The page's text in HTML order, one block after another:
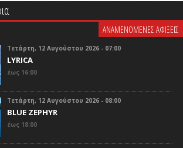
ΑΝΑΜΕΝΟΜΕΝΕΣ ΑΦΙΞΕΙΣ
Τετάρτη, 12 Αυγούστου 2026 - 07:00
LYRICA
έως 16:00
Τετάρτη, 12 Αυγούστου 2026 - 08:00
BLUE ZEPHYR
έως 18:00